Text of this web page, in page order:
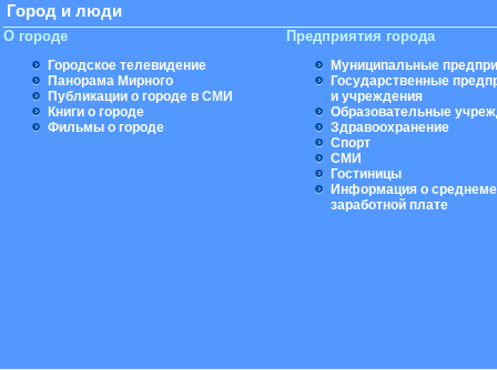
Город и люди
О городе
Городское телевидение
Панорама Мирного
Публикации о городе в СМИ
Книги о городе
Фильмы о городе
Предприятия города
Муниципальные
Государственные
и учреждения
Образовательные
Здравоохранение
Спорт
СМИ
Гостиницы
Информация о
заработной плате